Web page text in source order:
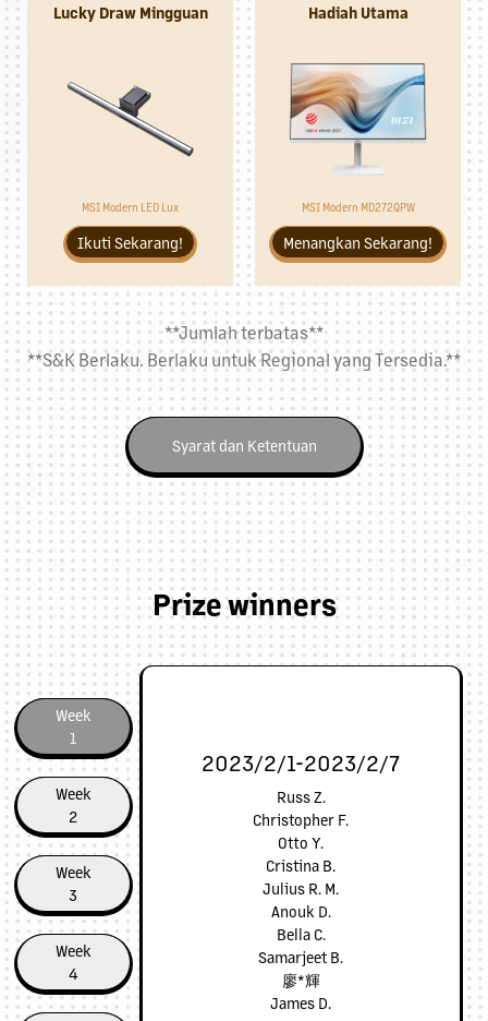
Lucky Draw Mingguan
MSI Modern LED Lux
Ikuti Sekarang!
Hadiah Utama
MSI Modern MD272QPW
Menangkan Sekarang!
**Jumlah terbatas**
**S&K Berlaku. Berlaku untuk Regional yang Tersedia.**
Syarat dan Ketentuan
Prize winners
Week
1
Week
2
Week
3
Week
4
2023/2/1-2023/2/7
Russ Z.
Christopher F.
Otto Y.
Cristina B.
Julius R. M.
Anouk D.
Bella C.
Samarjeet B.
廖*輝
James D.